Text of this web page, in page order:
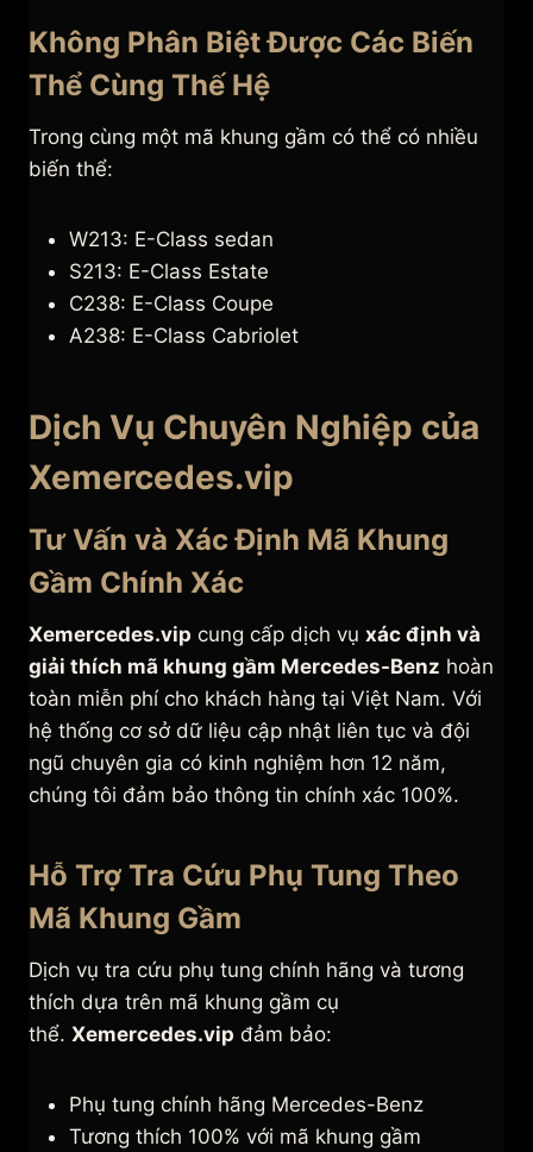
Không Phân Biệt Được Các Biến
Thể Cùng Thế Hệ
Trong cùng một mã khung gầm có thể có nhiều
biến thể:
W213: E-Class sedan
S213: E-Class Estate
C238: E-Class Coupe
A238: E-Class Cabriolet
Dịch Vụ Chuyên Nghiệp của
Xemercedes.vip
Tư Vấn và Xác Định Mã Khung
Gầm Chính Xác
Xemercedes.vip cung cấp dịch vụ xác định và
giải thích mã khung gầm Mercedes-Benz hoàn
toàn miễn phí cho khách hàng tại Việt Nam. Với
hệ thống cơ sở dữ liệu cập nhật liên tục và đội
ngũ chuyên gia có kinh nghiệm hơn 12 năm,
chúng tôi đảm bảo thông tin chính xác 100%.
Hỗ Trợ Tra Cứu Phụ Tung Theo
Mã Khung Gầm
Dịch vụ tra cứu phụ tung chính hãng và tương
thích dựa trên mã khung gầm cụ
thể. Xemercedes.vip đảm bảo:
Phụ tung chính hãng Mercedes-Benz
Tương thích 100% với mã khung gầm